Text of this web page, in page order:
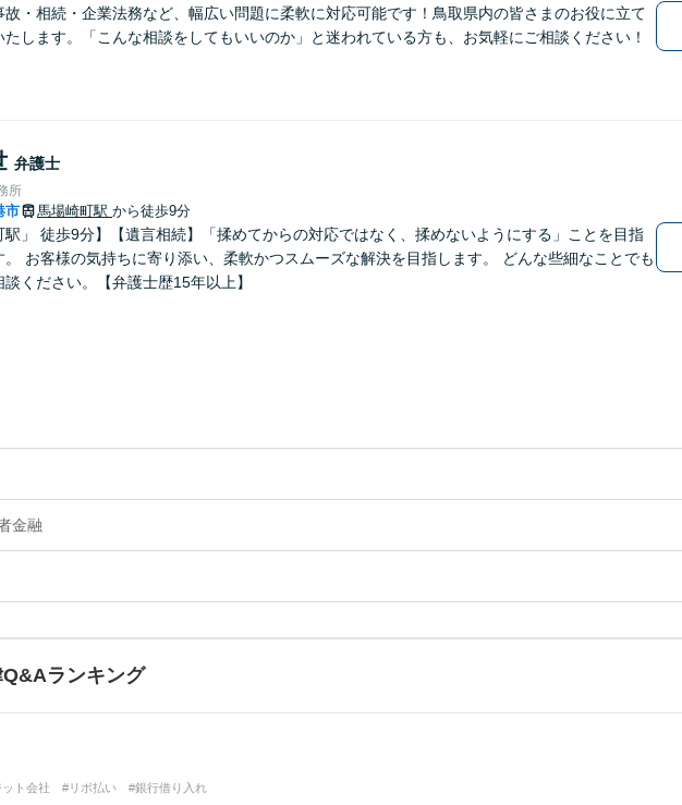
故・相続・企業法務など、幅広い問題に柔軟に対応可能です！鳥取県内の皆さまのお役に立て
たします。「こんな相談をしてもいいのか」と迷われている方も、お気軽にご相談ください！
弁護士
所
市 馬場崎町駅 から徒歩9分
駅」 徒歩9分】【遺言相続】「揉めてからの対応ではなく、揉めないようにする」ことを目指
。 お客様の気持ちに寄り添い、柔軟かつスムーズな解決を目指します。 どんな些細なことでも
ください。【弁護士歴15年以上】
金融
ランキング
ト会社 #リボ払い #銀行借り入れ